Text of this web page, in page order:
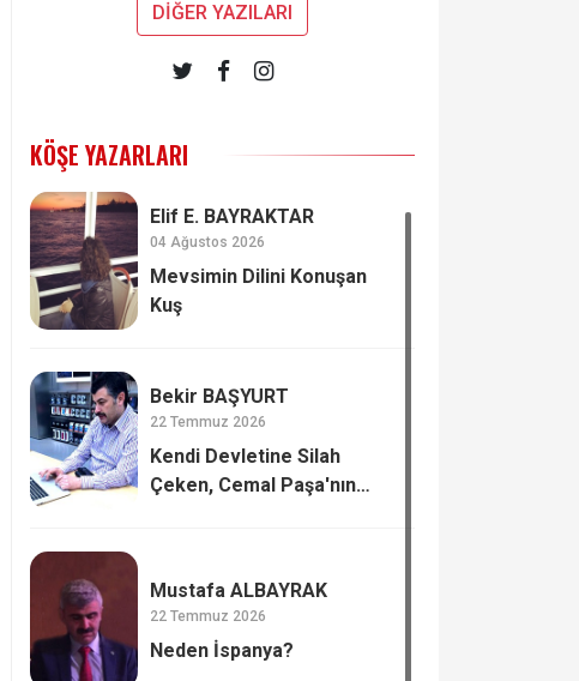
DİĞER YAZILARI
KÖŞE YAZARLARI
Elif E. BAYRAKTAR
04 Ağustos 2026
Mevsimin Dilini Konuşan
Kuş
Bekir BAŞYURT
22 Temmuz 2026
Kendi Devletine Silah
Çeken, Cemal Paşa'nın
Mustafa ALBAYRAK
22 Temmuz 2026
Neden İspanya?